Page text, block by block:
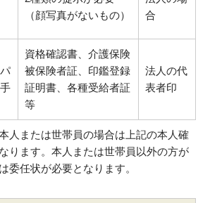
（顔写真がないもの）
合
資格確認書、介護保険
被保険者証、印鑑登録
証明書、各種受給者証
等
法人の代
表者印
人または世帯員の場合は上記の本人確
ります。本人または世帯員以外の方が
委任状が必要となります。